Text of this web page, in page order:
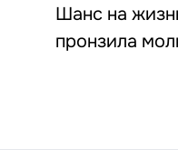
Шанс на
пронзила